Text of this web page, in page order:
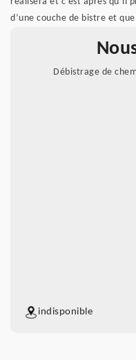
d’une couche de bistre et
Débistrage de
indisponible